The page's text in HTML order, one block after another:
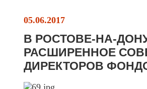
05.06.2017
В РОСТОВЕ-НА-
РАСШИРЕННОЕ
ДИРЕКТОРОВ